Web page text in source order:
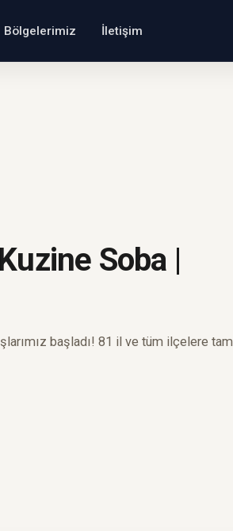
Bölgelerimiz İletişim
Soba |
başladı! 81 il ve tüm ilçelere tam